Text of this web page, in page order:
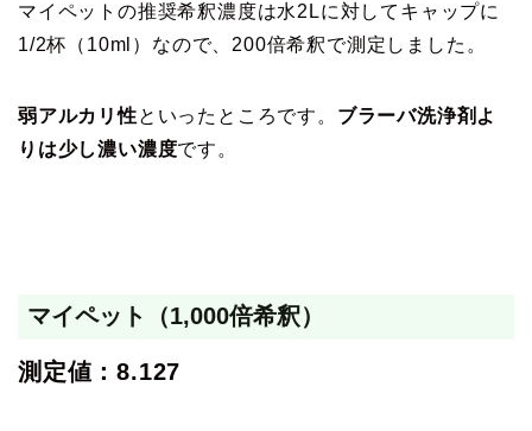
マイペットの推奨希釈濃度は水2Lに対してキャップに
1/2杯（10ml）なので、200倍希釈で測定しました。
弱アルカリ性といったところです。 ブラーバ洗浄剤よ
りは少し濃い濃度です。
マイペット（1,000倍希釈）
測定値：8.127